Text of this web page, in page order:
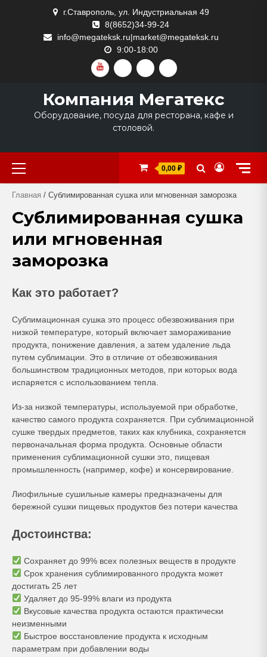
г.Ставрополь, ул. Индустриальная 49
8(8652)34-99-24
info@megateksk.ru|market@megateksk.ru
9:00-18:00
YOUTUBEVKVIDEORUTUBEDZEN
Компания Мегатекс
Оборудование, посуда для ресторана, кафе и
столовой.
Primary
Menu
0,00 ₽
Главная / Сублимированная сушка или мгновенная заморозка
Сублимированная сушка
или мгновенная
заморозка
Как это работает?
Сублимационная сушка это процесс обезвоживания при
низкой температуре , который включает замораживание
продукта, понижение давления, а затем удаление льда
путем сублимации. Это в отличие от обезвоживания
большинством традиционных методов, при которых вода
испаряется с использованием тепла.
Из-за низкой температуры, используемой при обработке
качество самого продукта сохраняется. При сублимационной
сушке твердых предметов, таких как клубника, сохраняется
первоначальная форма продукта. Основные области
применения сублимационной сушки это, пищевая
промышленность (например, кофе) и консервирование.
Лиофильные сушильные камеры предназначены для
бережной сушки пищевых продуктов без потери качества
Достоинства:
Сохраняет до 99% всех полезных веществ в продукте
Срок хранения сублимированного продукта может
достигать 25 лет
Удаляет до 95-99% влаги из продукта
Вкусовые качества продукта остаются практически
неизменными
Быстрое восстановление продукта к исходным
параметрам при добавлении воды